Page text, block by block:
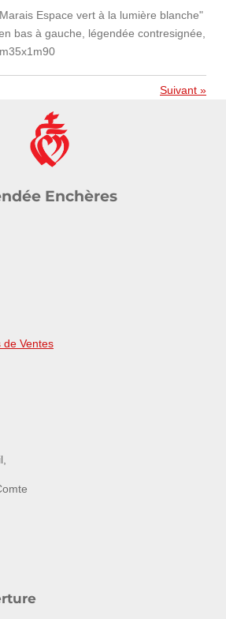
Espace vert à la lumière blanche"
bas à gauche, légendée contresignée,
Suivant »
Enchères
de Ventes